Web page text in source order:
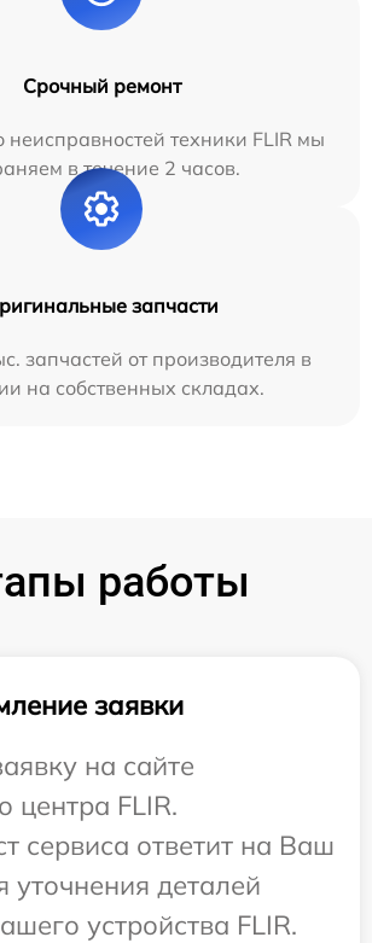
Срочный ремонт
неисправностей техники FLIR мы
в течение 2 часов.
запчасти
запчастей от производителя в
на собственных складах.
работы
заявки
на сайте
центра FLIR.
сервиса ответит на Ваш
уточнения деталей
устройства FLIR.